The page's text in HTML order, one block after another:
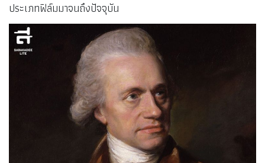
ค.ศ.1913ออสการ์ บาร์นัก (Oskar Barnack)
ประดิษฐ์ กล้องถ่ายรูป ที่มีขนาดเล็กลงด้วยการลดขนาดฟิล์มถ่าย
รูปให้เหลือความกว้างเพียง 35 มม.สำหรับถ่ายภาพยนตร์ และ
ต้องใช้เลนส์ที่มีคุณภาพสูงเพื่อเก็บรายละเอียดภาพไว้ในฟิล์ม
จากนั้นนำไปอัดขยายเป็นภาพขนาดใหญ่ได้ภายหลัง ซึ่งต่อมาใน
ปีค.ศ. 1925 กล้องถ่ายรูปที่ใช้ฟิล์มขนาด 35 มม.เลื่อนฟิล์มตาม
แนวนอนโดยใช้เลนส์ฟิกซ์ขนาด 50 มม. ได้รับการผลิตออก
จำหน่ายครั้งแรก ในชื่อ Leica I และนับแต่นั้นมาฟิล์ม 35 มม.
ก็ได้รับความนิยมและกลายเป็นมาตรฐานของกล้องถ่ายรูป
ประเภทฟิล์มมาจนถึงปัจจุบัน